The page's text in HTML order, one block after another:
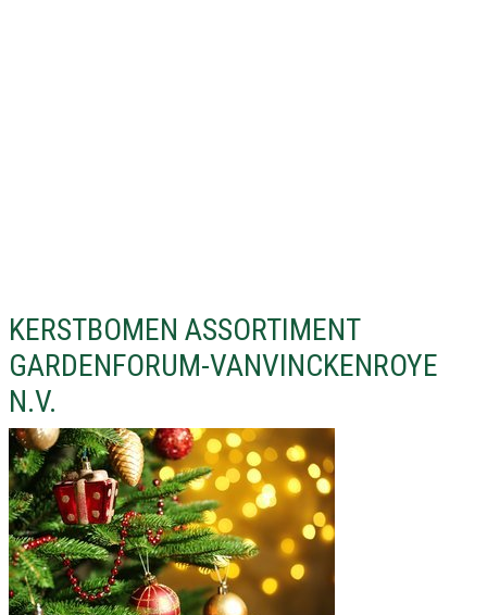
KERSTBOMEN ASSORTIMENT
GARDENFORUM-VANVINCKENROYE
N.V.